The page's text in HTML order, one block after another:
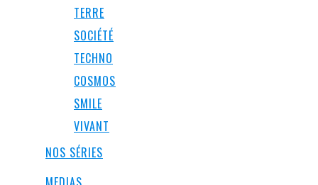
TERRE
SOCIÉTÉ
TECHNO
COSMOS
SMILE
VIVANT
NOS SÉRIES